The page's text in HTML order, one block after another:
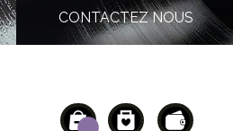
CONTACTEZ NOUS